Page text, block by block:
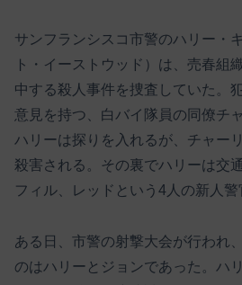
サンフランシスコ市警のハリー・
ト・イーストウッド）は、売春組
中する殺人事件を捜査していた。
意見を持つ、白バイ隊員の同僚チ
ハリーは探りを入れるが、チャー
殺害される。その裏でハリーは交
フィル、レッドという4人の新人警
ある日、市警の射撃大会が行われ
のはハリーとジョンであった。ハ